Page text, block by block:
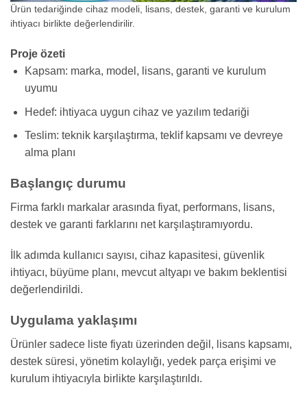
Ürün tedariğinde cihaz modeli, lisans, destek, garanti ve kurulum
ihtiyacı birlikte değerlendirilir.
Proje özeti
Kapsam: marka, model, lisans, garanti ve kurulum
uyumu
Hedef: ihtiyaca uygun cihaz ve yazılım tedariği
Teslim: teknik karşılaştırma, teklif kapsamı ve devreye
alma planı
Başlangıç durumu
Firma farklı markalar arasında fiyat, performans, lisans,
destek ve garanti farklarını net karşılaştıramıyordu.
İlk adımda kullanıcı sayısı, cihaz kapasitesi, güvenlik
ihtiyacı, büyüme planı, mevcut altyapı ve bakım beklentisi
değerlendirildi.
Uygulama yaklaşımı
Ürünler sadece liste fiyatı üzerinden değil, lisans kapsamı,
destek süresi, yönetim kolaylığı, yedek parça erişimi ve
kurulum ihtiyacıyla birlikte karşılaştırıldı.